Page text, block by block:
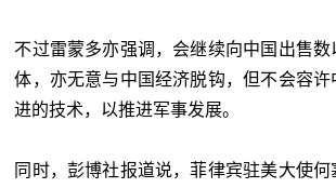
不过雷蒙多亦强调，会继续向中国出售
体，亦无意与中国经济脱钩，但不会容
进的技术，以推进军事发展。
同时，彭博社报道说，菲律宾驻美大使